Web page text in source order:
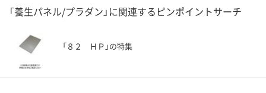
「養生パネル/プラダン」に関連するピンポイントサーチ
「８２ ＨＰ」の特集